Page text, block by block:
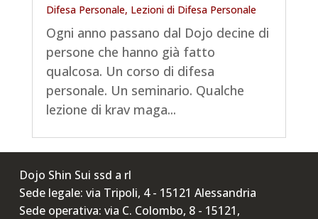
Difesa Personale, Lezioni di Difesa Personale
Ogni anno passano dal Dojo decine di
persone che hanno già fatto
qualcosa. Un corso di difesa
personale. Un seminario. Qualche
lezione di krav maga...
Dojo Shin Sui ssd a rl
Sede legale: via Tripoli, 4 - 15121 Alessandria
Sede operativa: via C. Colombo, 8 - 15121,